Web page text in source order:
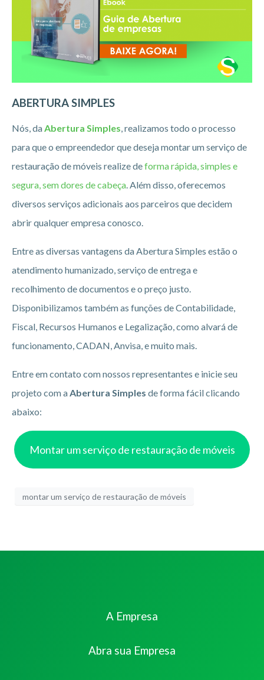
ABERTURA SIMPLES
Nós, da Abertura Simples , realizamos todo o processo
para que o empreendedor que deseja montar um serviço de
restauração de móveis realize deforma rápida, simples e
segura, sem dores de cabeça . Além disso, oferecemos
diversos serviços adicionais aos parceiros que decidem
abrir qualquer empresa conosco.
Entre as diversas vantagens da Abertura Simples estão o
atendimento humanizado, serviço de entrega e
recolhimento de documentos e o preço justo.
Disponibilizamos também as funções de Contabilidade,
Fiscal, Recursos Humanos e Legalização, como alvará de
funcionamento, CADAN, Anvisa, e muito mais.
Entre em contato com nossos representantes e inicie seu
projeto com a Abertura Simples de forma fácil clicando
abaixo:
Montar um serviço de restauração de móveis
montar um serviço de restauração de móveis
A Empresa
Abra sua Empresa